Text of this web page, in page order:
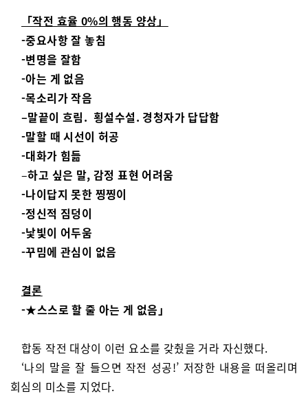
「작전 효율 0%의 행동 양상」
-중요사항 잘 놓침
-변명을 잘함
-아는 게 없음
-목소리가 작음
–말끝이 흐림. 횡설수설. 경청자가 답답함
-말할 때 시선이 허공
-대화가 힘듦
–하고 싶은 말, 감정 표현 어려움
-나이답지 못한 찡찡이
-정신적 짐덩이
-낯빛이 어두움
-꾸밈에 관심이 없음
결론
-★스스로 할 줄 아는 게 없음」
합동 작전 대상이 이런 요소를 갖췄을 거라 자신했다.
‘나의 말을 잘 들으면 작전 성공!’ 저장한 내용을 떠올리며
회심의 미소를 지었다.